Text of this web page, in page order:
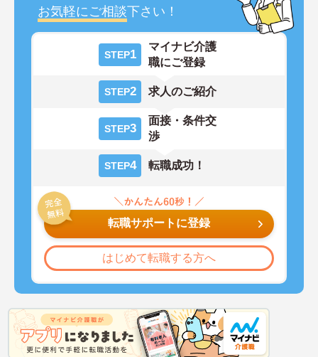
お気軽にご相談下さい！
STEP1
マイナビ介護
職にご登録
STEP2 求人のご紹介
STEP3
面接・条件交
渉
STEP4 転職成功！
転職サポートに登録
はじめて転職する方へ